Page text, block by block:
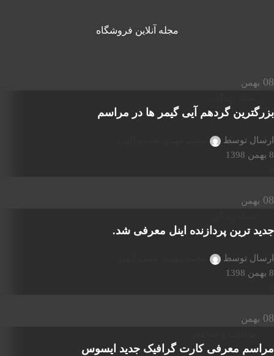
مجله آنلاین فروشگاه
08 بهمن
بزرگترین گردهم آیی گیمر ها در مراسم
ارسال توسط
8 بهمن 1398
08 بهمن
جدید ترین پردازنده اینل معرفی شد.
ارسال توسط
8 بهمن 1398
08 بهمن
مراسم معرفی کارت گرافیک جدید ایسوس